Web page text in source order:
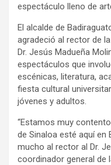
espectáculo lleno de
El alcalde de
agradeció al rector de
Dr. Jesús Madueña
espectáculos que
escénicas, literatura,
fiesta cultural
jóvenes y adultos.
“Estamos muy
de Sinaloa esté aquí en
mucho al rector al Dr.
coordinador general de